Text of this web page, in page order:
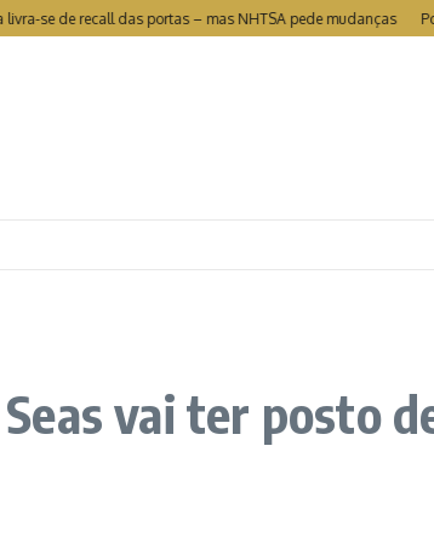
de recall das portas – mas NHTSA pede mudanças
vai ter posto